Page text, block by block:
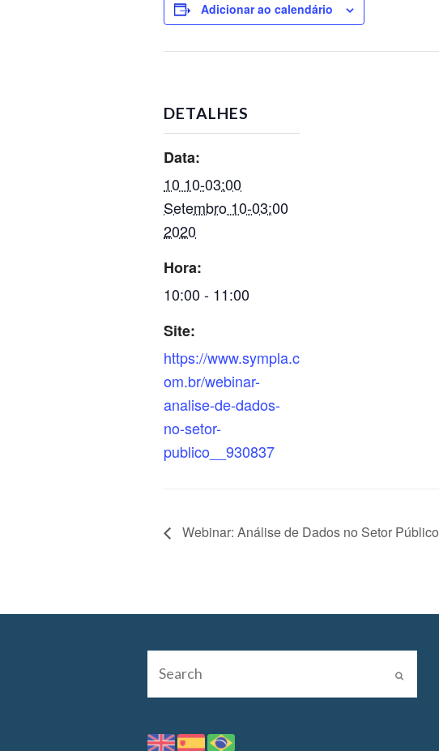
Adicionar ao calendário
DETALHES
Data:
10 10-03:00
Setembro 10-03:00
2020
Hora:
10:00 - 11:00
Site:
https://www.sympla.c
om.br/webinar-
analise-de-dados-
no-setor-
publico__930837
Webinar: Análise de Dados no Setor Público